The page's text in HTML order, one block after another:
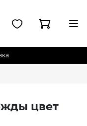
цвет